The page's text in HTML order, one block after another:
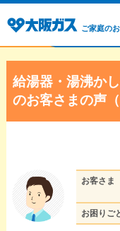
ご家庭の
給湯器・湯沸か
のお客さまの声
お客さま
お困りご